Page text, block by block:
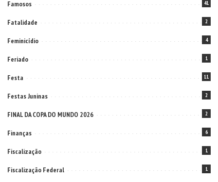
Famosos 41
Fatalidade 2
Feminicídio 4
Feriado 1
Festa 11
Festas Juninas 2
FINAL DA COPA DO MUNDO 2026 2
Finanças 6
Fiscalização 1
Fiscalização Federal 1